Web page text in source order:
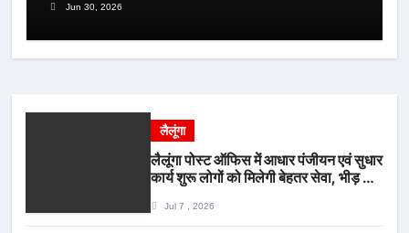
Jun 30, 2026
लैलूंगा
लैलूंगा पोस्ट ऑफिस में आधार पंजीयन एवं सुधार
कार्य शुरू लोगों को मिलेगी बेहतर सेवा, भीड़ से
Jul 7 , 2026